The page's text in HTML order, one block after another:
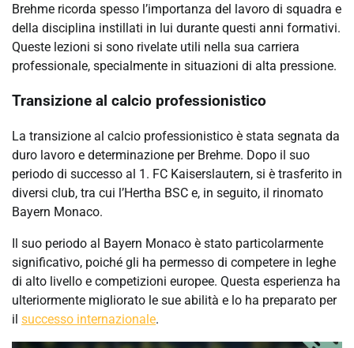
Brehme ricorda spesso l’importanza del lavoro di squadra e
della disciplina instillati in lui durante questi anni formativi.
Queste lezioni si sono rivelate utili nella sua carriera
professionale, specialmente in situazioni di alta pressione.
Transizione al calcio professionistico
La transizione al calcio professionistico è stata segnata da
duro lavoro e determinazione per Brehme. Dopo il suo
periodo di successo al 1. FC Kaiserslautern, si è trasferito in
diversi club, tra cui l’Hertha BSC e, in seguito, il rinomato
Bayern Monaco.
Il suo periodo al Bayern Monaco è stato particolarmente
significativo, poiché gli ha permesso di competere in leghe
di alto livello e competizioni europee. Questa esperienza ha
ulteriormente migliorato le sue abilità e lo ha preparato per
il successo internazionale.